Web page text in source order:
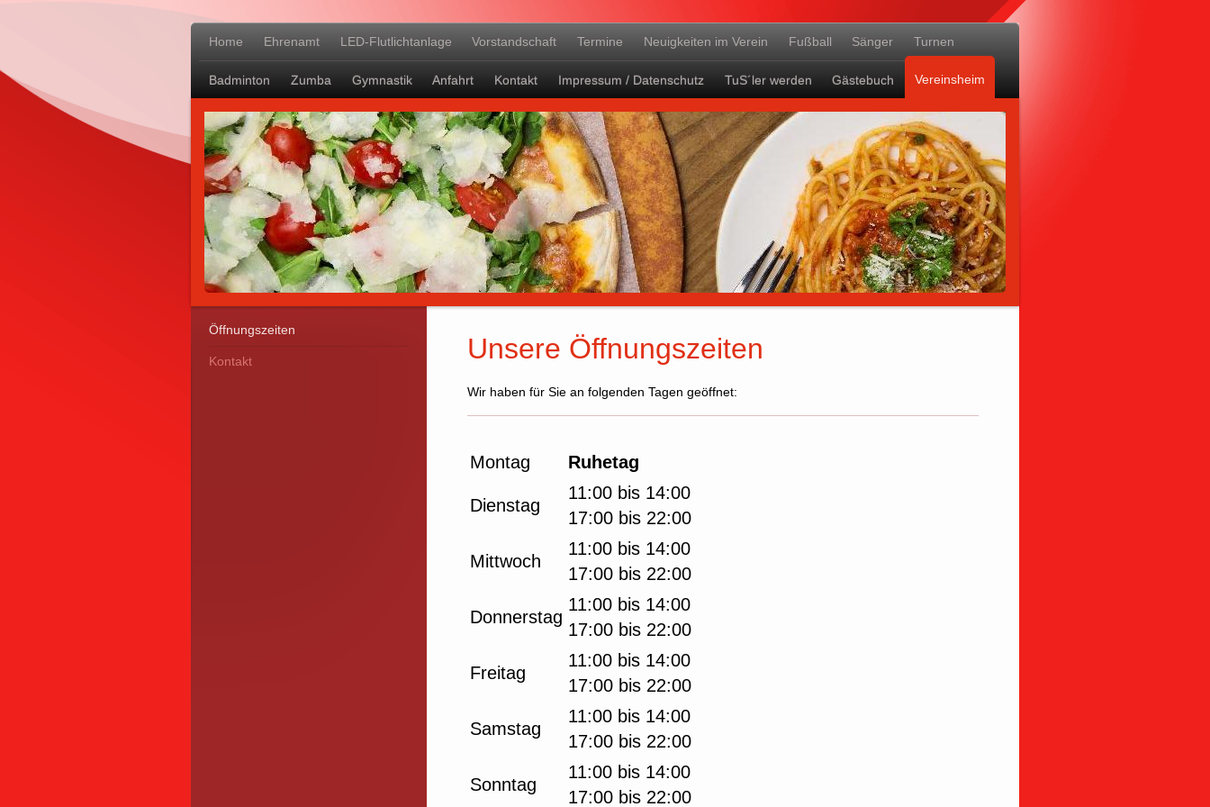
Home Ehrenamt LED-Flutlichtanlage Vorstandschaft Termine Neuigkeiten im Verein Fußball Sänger Turnen
Badminton Zumba Gymnastik Anfahrt Kontakt Impressum / Datenschutz TuS´ler werden Gästebuch Vereinsheim
Unsere Öffnungszeiten
Wir haben für Sie an folgenden Tagen geöffnet:
Montag Ruhetag
Dienstag
11:00 bis 14:00
17:00 bis 22:00
Mittwoch
11:00 bis 14:00
17:00 bis 22:00
Donnerstag
11:00 bis 14:00
17:00 bis 22:00
Freitag
11:00 bis 14:00
17:00 bis 22:00
Samstag
11:00 bis 14:00
17:00 bis 22:00
Sonntag
11:00 bis 14:00
17:00 bis 22:00
Öffnungszeiten
Kontakt